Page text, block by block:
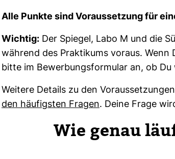
Alle Punkte sind Vor­aus­set­zung für
Wichtig: Der Spiegel, Labo M und die
wäh­rend des Prak­ti­kums voraus.
bitte im Bewer­bungs­for­mular an, ob
Wei­tere Details zu den
den häu­figsten Fragen. Deine Frage
Wie genau